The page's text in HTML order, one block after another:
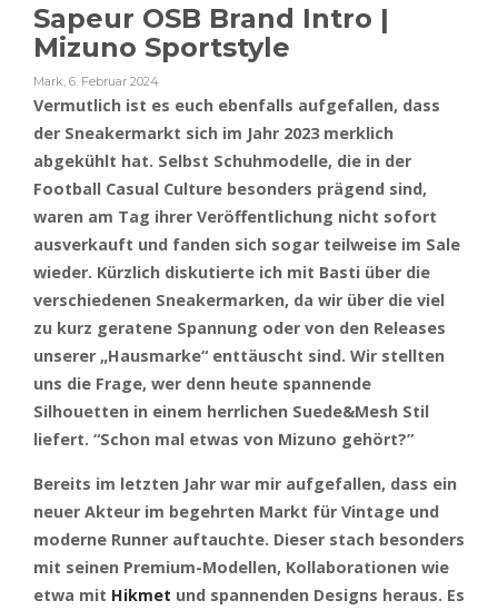
Sapeur OSB Brand Intro |
Mizuno Sportstyle
Mark 6. Februar 2024
Vermutlich ist es euch ebenfalls aufgefallen, dass
der Sneakermarkt sich im Jahr 2023 merklich
abgekühlt hat. Selbst Schuhmodelle, die in der
Football Casual Culture besonders prägend sind,
waren am Tag ihrer Veröffentlichung nicht sofort
ausverkauft und fanden sich sogar teilweise im Sale
wieder. Kürzlich diskutierte ich mit Basti über die
verschiedenen Sneakermarken, da wir über die viel
zu kurz geratene Spannung oder von den Releases
unserer „Hausmarke“ enttäuscht sind. Wir stellten
uns die Frage, wer denn heute spannende
Silhouetten in einem herrlichen Suede&Mesh Stil
liefert. “Schon mal etwas von Mizuno gehört?”
Bereits im letzten Jahr war mir aufgefallen, dass ein
neuer Akteur im begehrten Markt für Vintage und
moderne Runner auftauchte. Dieser stach besonders
mit seinen Premium-Modellen, Kollaborationen wie
etwa mit Hikmet und spannenden Designs heraus. Es